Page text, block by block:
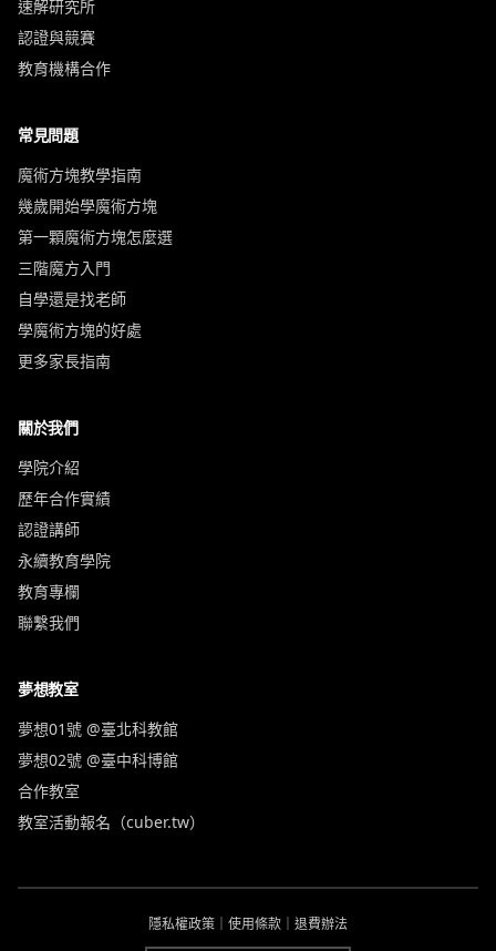
速解研究所
認證與競賽
教育機構合作
常見問題
魔術方塊教學指南
幾歲開始學魔術方塊
第一顆魔術方塊怎麼選
三階魔方入門
自學還是找老師
學魔術方塊的好處
更多家長指南
關於我們
學院介紹
歷年合作實績
認證講師
永續教育學院
教育專欄
聯繫我們
夢想教室
夢想01號 @臺北科教館
夢想02號 @臺中科博館
合作教室
教室活動報名（cuber.tw）
隱私權政策 使用條款 退費辦法